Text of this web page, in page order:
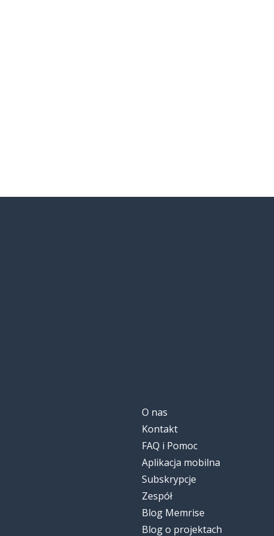
O nas
Kontakt
FAQ i Pomoc
Aplikacja mobilna
Subskrypcje
Zespół
Blog Memrise
Blog o projektach